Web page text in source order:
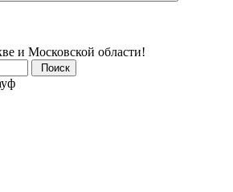
и Московской области!
Поиск